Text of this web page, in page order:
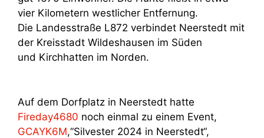
vier Kilometern westlicher Entfernung.
Die Landesstraße L872 verbindet Neerstedt mit
der Kreisstadt Wildeshausen im Süden
und Kirchhatten im Norden.
Auf dem Dorfplatz in Neerstedt hatte
Fireday4680 noch einmal zu einem Event,
GCAYK6M,“Silvester 2024 in Neerstedt“,